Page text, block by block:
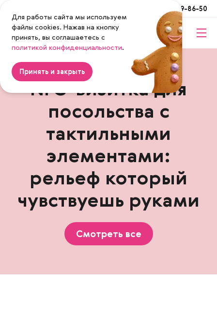
+7 (495) 649-86-50
Magenta
NFC-визитка для
посольства с
тактильными
элементами:
рельеф который
чувствуешь руками
Смотреть все
Для работы сайта мы используем
файлы cookies. Нажав на кнопку
принять, вы соглашаетесь с
политикой конфиденциальности.
Принять и закрыть